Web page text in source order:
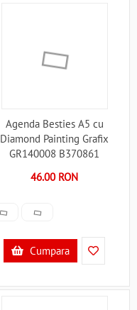
Agenda Besties A5 cu
Diamond Painting Grafix
GR140008 B370861
46.00 RON
Cumpara